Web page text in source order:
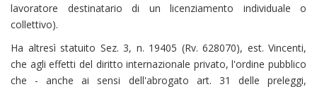
lavoratore destinatario di un licenziamento individuale o
collettivo).
Ha altresì statuito Sez. 3, n. 19405 (Rv. 628070), est. Vincenti,
che agli effetti del diritto internazionale privato, l'ordine pubblico
che - anche ai sensi dell'abrogato art. 31 delle preleggi,